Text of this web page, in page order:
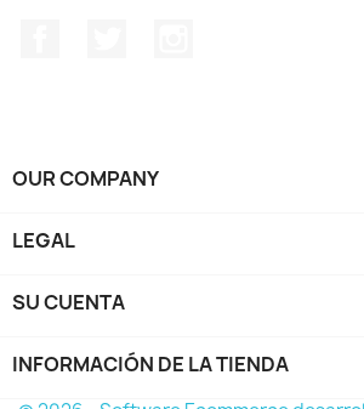
OUR COMPANY
LEGAL
SU CUENTA
INFORMACIÓN DE LA TIENDA